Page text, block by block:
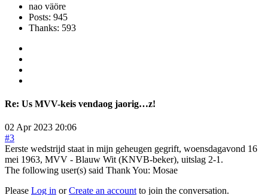
nao väöre
Posts: 945
Thanks: 593
Re: Us MVV-keis vendaog jaorig…z!
02 Apr 2023 20:06
#3
Eerste wedstrijd staat in mijn geheugen gegrift, woensdagavond 16
mei 1963, MVV - Blauw Wit (KNVB-beker), uitslag 2-1.
The following user(s) said Thank You: Mosae
Please Log in orCreate an accountto join the conversation.